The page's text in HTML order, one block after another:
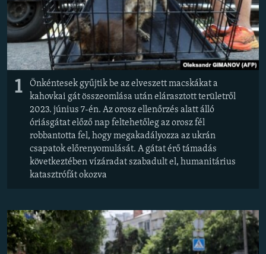
KLÍMAVÁLTOZÁS
A MÚLT TANULSÁGAI
KÖVESSEN MINKET!
Valamennyi RFE/RL weboldal
1
Önkéntesek gyűjtik be az elveszett macskákat a
kahovkai gát összeomlása után elárasztott területről
2023. június 7-én. Az orosz ellenőrzés alatt álló
óriásgátat előző nap feltehetőleg az orosz fél
robbantotta fel, hogy megakadályozza az ukrán
csapatok előrenyomulását. A gátat érő támadás
következtében vízáradat szabadult el, humanitárius
katasztrófát okozva